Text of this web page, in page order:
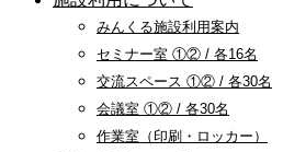
みんくる施設利用案内
セミナー室 ①② / 各16名
交流スペース ①② / 各30名
会議室 ①② / 各30名
作業室（印刷・ロッカー）